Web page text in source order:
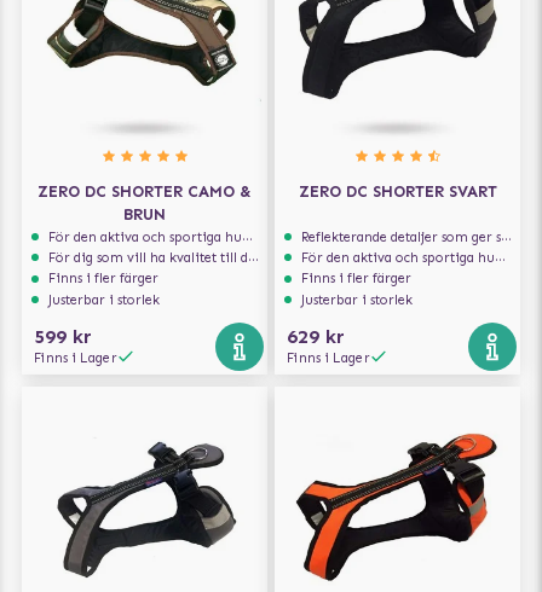
ZERO DC SHORTER CAMO &
BRUN
För den aktiva och sportiga hunden
För dig som vill ha kvalitet till din hund!
Finns i fler färger
Justerbar i storlek
599 kr
Finns i Lager
ZERO DC SHORTER SVART
Reflekterande detaljer som ger synlighet i svagt ljus
För den aktiva och sportiga hunden
Finns i fler färger
Justerbar i storlek
629 kr
Finns i Lager